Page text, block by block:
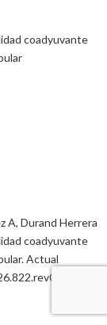
A, Durand Herrera
coadyuvante
Actual